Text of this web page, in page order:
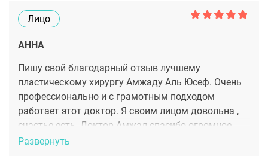
Лицо
АННА
Пишу свой благодарный отзыв лучшему
пластическому хирургу Амжаду Аль Юсеф. Очень
профессионально и с грамотным подходом
работает этот доктор. Я своим лицом довольна ,
счастье есть. Доктор Амжад,спасибо огромное.
Анна Наумова.
Развернуть